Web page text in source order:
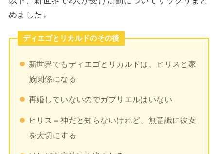
めました↓
ディエゴとリカルドのその後
新世界でもディエゴとリカルドは、ヒリスと家
族関係になる
再婚していないのでガブリエルはいない
ヒリス＝神だと知らないけれど、無意識に彼女
を大切にする